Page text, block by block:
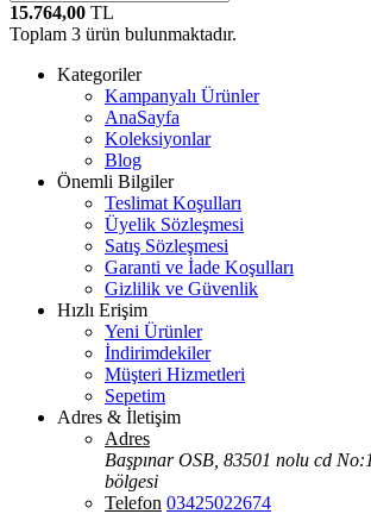
15.764,00 TL
Toplam 3 ürün bulunmaktadır.
Kategoriler
Kampanyalı Ürünler
AnaSayfa
Koleksiyonlar
Blog
Önemli Bilgiler
Teslimat Koşulları
Üyelik Sözleşmesi
Satış Sözleşmesi
Garanti ve İade Koşulları
Gizlilik ve Güvenlik
Hızlı Erişim
Yeni Ürünler
İndirimdekiler
Müşteri Hizmetleri
Sepetim
Adres & İletişim
Adres
Başpınar OSB, 83501 nolu cd
bölgesi
Telefon 03425022674